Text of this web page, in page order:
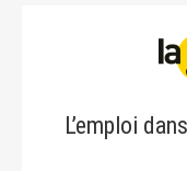
L’emploi